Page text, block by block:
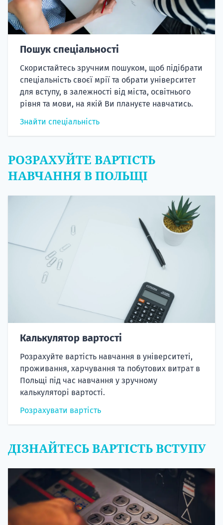
Пошук спеціальності
Скористайтесь зручним пошуком, щоб підібрати
спеціальність своєї мрії та обрати університет
для вступу, в залежності від міста, освітнього
рівня та мови, на якій Ви плануєте навчатись.
Знайти спеціальність
РОЗРАХУЙТЕ ВАРТІСТЬ
НАВЧАННЯ В ПОЛЬЩІ
Калькулятор вартості
Розрахуйте вартість навчання в університеті,
проживання, харчування та побутових витрат в
Польщі під час навчання у зручному
калькуляторі вартості.
Розрахувати вартість
ДІЗНАЙТЕСЬ ВАРТІСТЬ ВСТУПУ